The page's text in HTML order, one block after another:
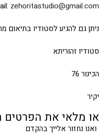
zehoritastudio@gmail.com
ניתן גם להגיע לסטודיו בתיאום
סטודיו זהוריתא
הכינור 76
יקיר
או מלאי את הפרטים
ואנו נחזור אלייך בהקדם